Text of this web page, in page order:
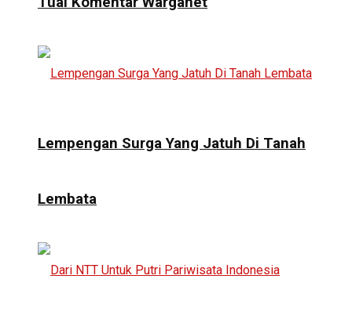
Lempengan Surga Yang Jatuh Di Tanah
Lembata